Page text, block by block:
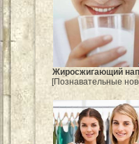
Жиросжигающий
[Познавательные